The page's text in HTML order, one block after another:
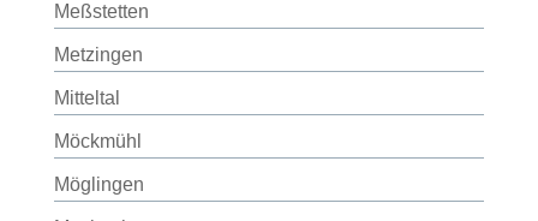
Meßstetten
Metzingen
Mitteltal
Möckmühl
Möglingen